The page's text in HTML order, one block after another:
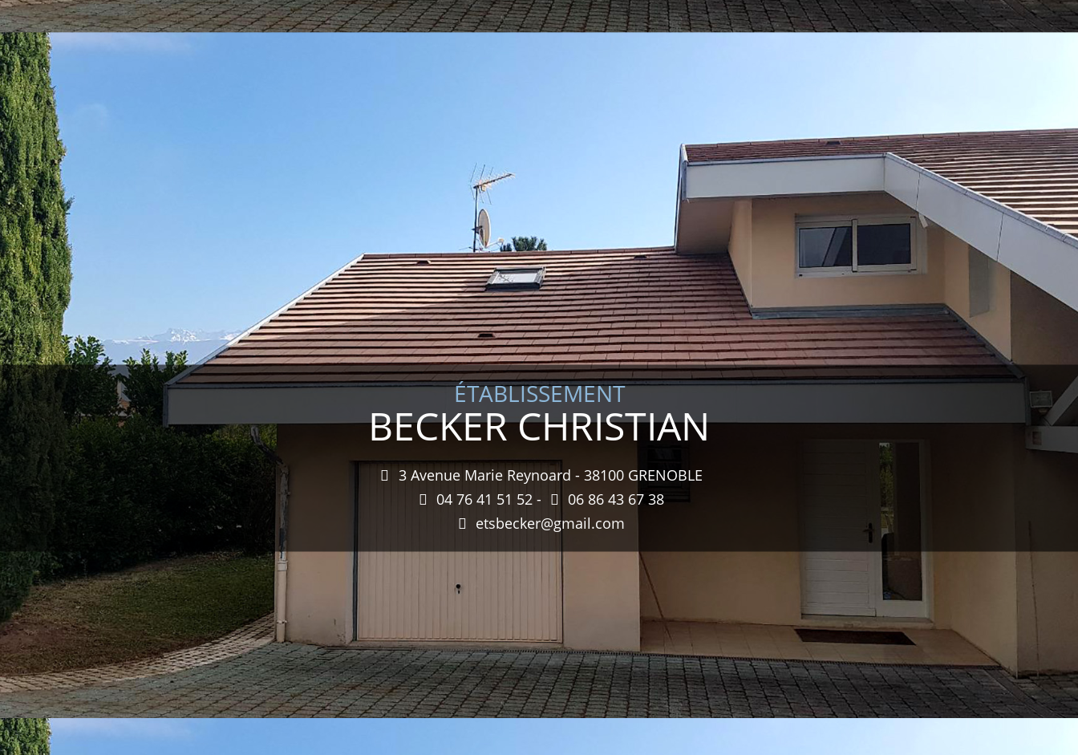
ÉTABLISSEMENT
BECKER CHRISTIAN
3 Avenue Marie Reynoard - 38100 GRENOBLE
04 76 41 51 52 -
06 86 43 67 38
etsbecker@gmail.com